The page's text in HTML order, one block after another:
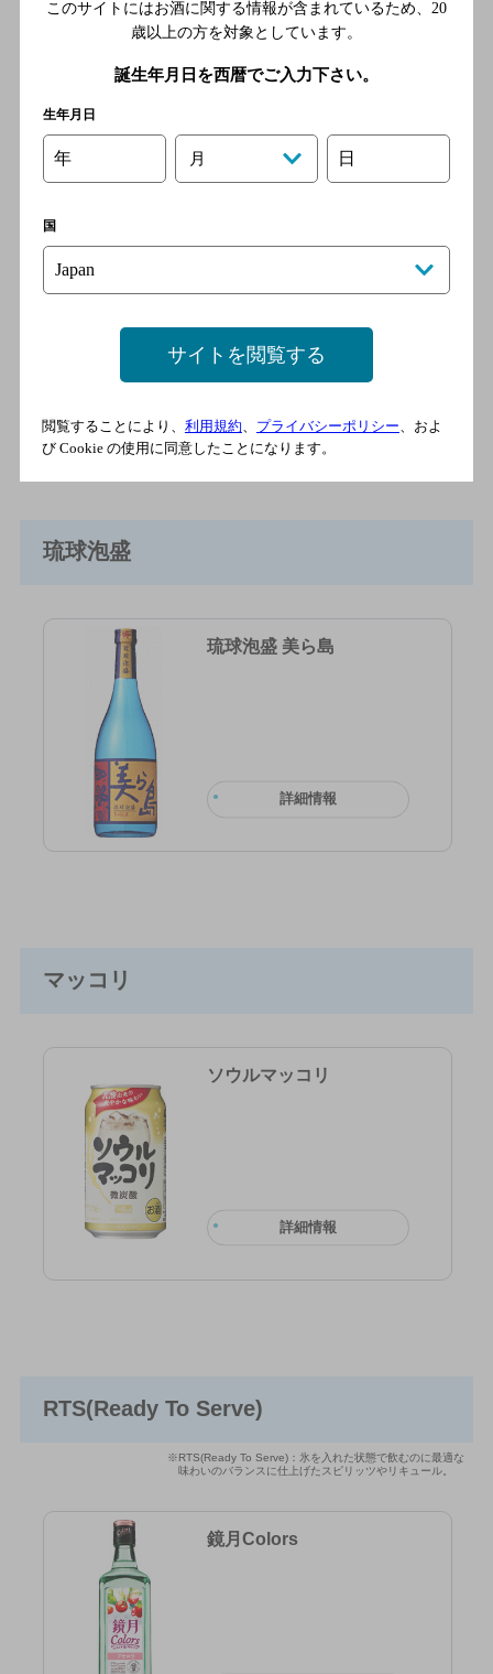
※製造を終了しました
詳細情報
琉球泡盛
琉球泡盛 美ら島
詳細情報
マッコリ
ソウルマッコリ
詳細情報
RTS(Ready To Serve)
※RTS(Ready To Serve)：氷を入れた状態で飲むのに最適な
味わいのバランスに仕上げたスピリッツやリキュール。
鏡月Colors
このサイトにはお酒に関する情報が含まれているため、 20
歳以上の方を対象としています。
誕生年月日を西暦でご入力下さい。
生年月日
年 月 日
国
サイトを閲覧する
閲覧することにより、 利用規約、 プライバシーポリシー、およ
び Cookie の使用に同意したことになります。